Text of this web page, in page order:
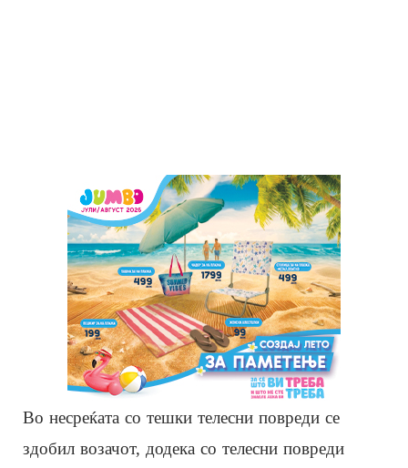
Во несреќата со тешки телесни повреди се
здобил возачот, додека со телесни повреди